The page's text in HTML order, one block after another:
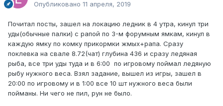
Опубликовано 11 апреля, 2019
Почитал посты, зашел на локацию ледник в 4 утра, кинул три
уды(обычные палки) с рапой по 3-м форумным ямкам, кинул в
каждую ямку по комку прикормки жмых+рапа. Сразу
поклевка на свале 8.72(чат) глубина 436 и сразу ледяная
рыба, все три уды туда и в 6:00 по игровому поймал ледяную
рыбу нужного веса. Взял задание, вышел из игры, зашел в
20:00 по игровому и в 1:00 все 10 шт нужного веса были
пойманы. Ни чего не пил, рун не было.